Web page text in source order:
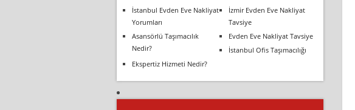
İstanbul Evden Eve Nakliyat
Yorumları
İzmir Evden Eve Nakliyat
Tavsiye
Asansörlü Taşımacılık
Nedir?
Evden Eve Nakliyat Tavsiye
İstanbul Ofis Taşımacılığı
Ekspertiz Hizmeti Nedir?